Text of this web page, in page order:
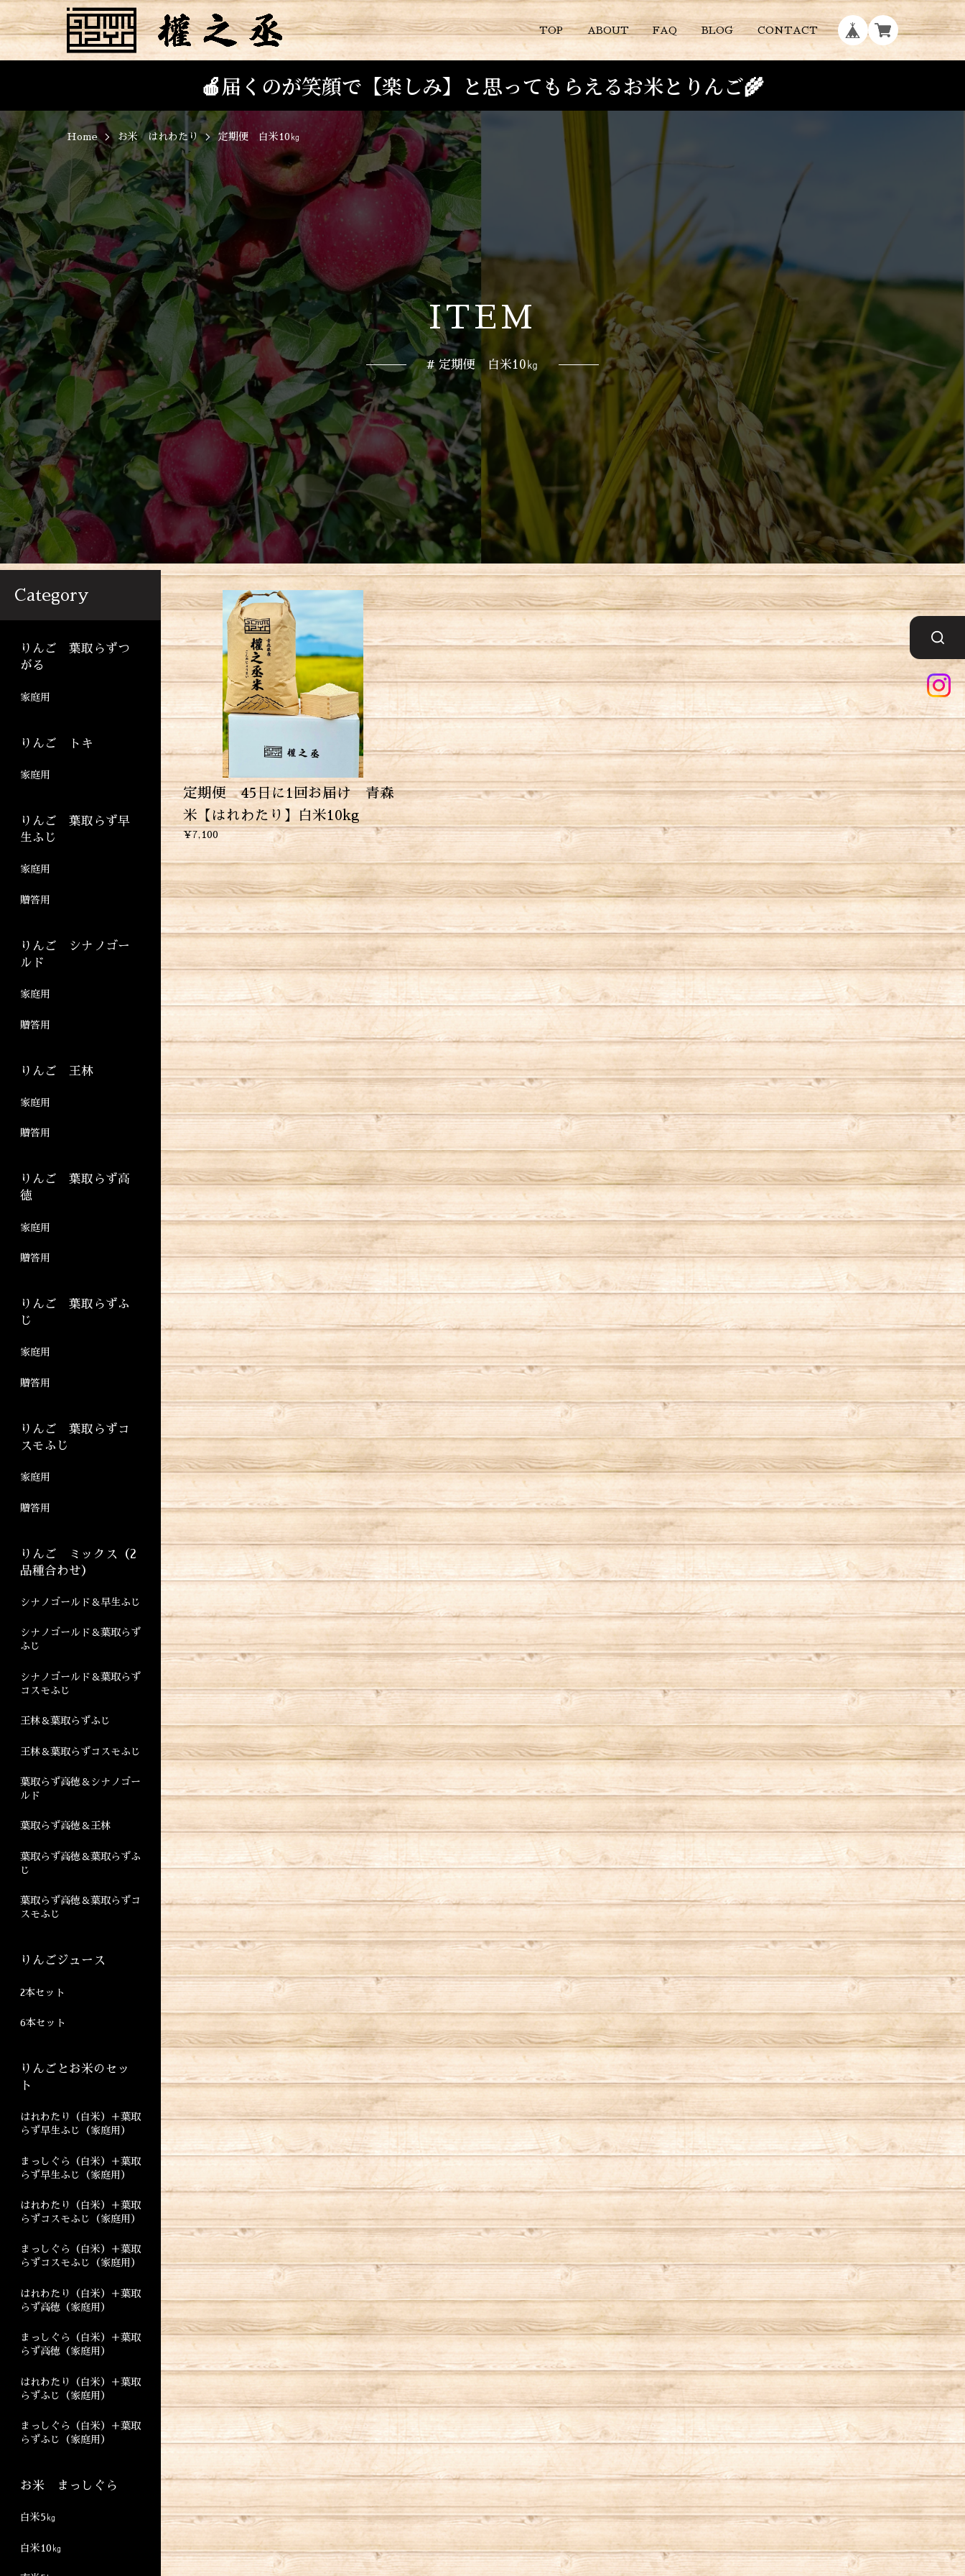
TOP ABOUT FAQ BLOG CONTACT
🍎届くのが笑顔で【楽しみ】と思ってもらえるお米とりんご🌾
ITE M
# 定期便 白米10㎏
Home お米 はれわたり 定期便 白米10㎏
Category
りんご 葉取らずつ
がる
家庭用
りんご トキ
家庭用
りんご 葉取らず早
生ふじ
家庭用
贈答用
りんご シナノゴー
ルド
家庭用
贈答用
りんご 王林
家庭用
贈答用
りんご 葉取らず高
徳
家庭用
贈答用
りんご 葉取らずふ
じ
家庭用
贈答用
りんご 葉取らずコ
スモふじ
家庭用
贈答用
りんご ミックス（2
品種合わせ）
シナノゴールド＆早生ふじ
シナノゴールド＆葉取らず
ふじ
シナノゴールド＆葉取らず
コスモふじ
王林＆葉取らずふじ
王林＆葉取らずコスモふじ
葉取らず高徳＆シナノゴー
ルド
葉取らず高徳＆王林
葉取らず高徳＆葉取らずふ
じ
葉取らず高徳＆葉取らずコ
スモふじ
りんごジュース
2本セット
6本セット
りんごとお米のセッ
ト
はれわたり（白米）＋葉取
らず早生ふじ（家庭用）
まっしぐら（白米）＋葉取
らず早生ふじ（家庭用）
はれわたり（白米）＋葉取
らずコスモふじ（家庭用）
まっしぐら（白米）＋葉取
らずコスモふじ（家庭用）
はれわたり（白米）＋葉取
らず高徳（家庭用）
まっしぐら（白米）＋葉取
らず高徳（家庭用）
はれわたり（白米）＋葉取
らずふじ（家庭用）
まっしぐら（白米）＋葉取
らずふじ（家庭用）
お米 まっしぐら
白米5㎏
白米10㎏
定期便 45日に1回お届け 青森
米【はれわたり】白米10kg
¥7,100